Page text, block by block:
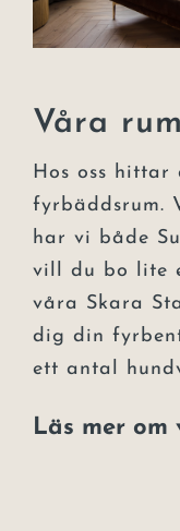
Våra rum
Hos oss
fyrbäddsrum.
har vi både
vill du bo lite
våra Skara
dig din
ett antal
Läs mer